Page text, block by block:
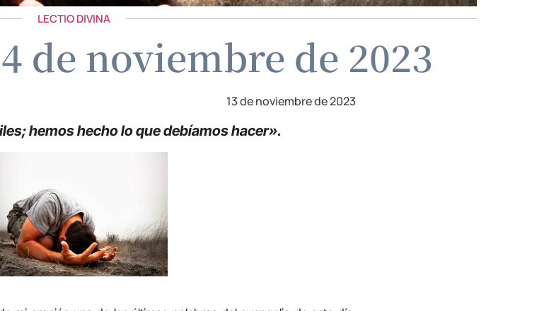
LECTIO DIVINA
de noviembre de 2023
13 de noviembre de 2023
hemos hecho lo que debíamos hacer».